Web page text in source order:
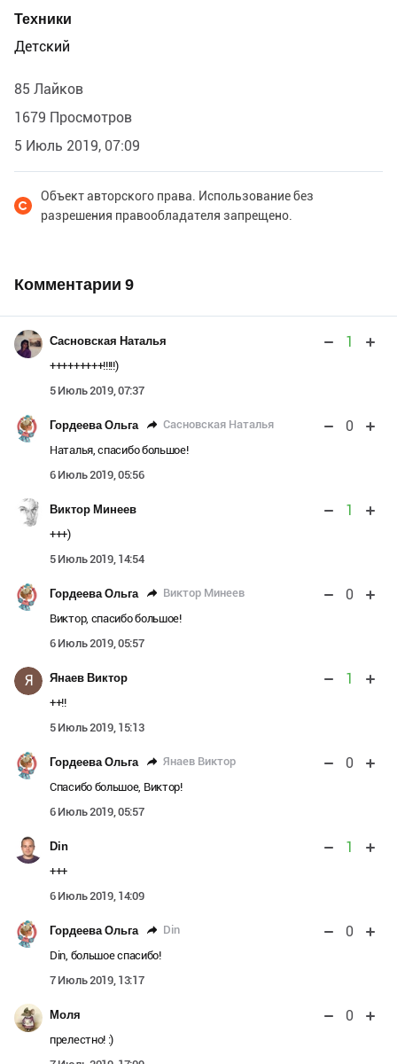
Техники
Детский
85 Лайков
1679 Просмотров
5 Июль 2019, 07:09
Объект авторского права. Использование без
разрешения правообладателя запрещено.
Комментарии 9
Сасновская Наталья 1
+++++++++!!!!!)
5 Июль 2019, 07:37
Гордеева Ольга Сасновская Наталья 0
Наталья, спасибо большое!
6 Июль 2019, 05:56
Виктор Минеев 1
+++)
5 Июль 2019, 14:54
Гордеева Ольга Виктор Минеев 0
Виктор, спасибо большое!
6 Июль 2019, 05:57
Я Янаев Виктор 1
++!!
5 Июль 2019, 15:13
Гордеева Ольга Янаев Виктор 0
Спасибо большое, Виктор!
6 Июль 2019, 05:57
Din 1
+++
6 Июль 2019, 14:09
Гордеева Ольга Din 0
Din, большое спасибо!
7 Июль 2019, 13:17
Моля 0
прелестно! :)